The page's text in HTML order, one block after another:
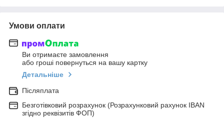
Умови оплати
Ви отримаєте замовлення
або гроші повернуться на вашу картку
Детальніше
Післяплата
Безготівковий розрахунок (Розрахунковий рахунок IBAN
згідно реквізитів ФОП)